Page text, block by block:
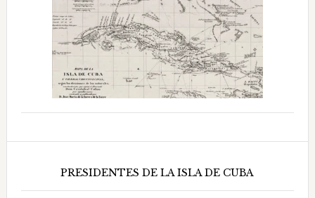
PRESIDENTES DE LA ISLA DE CUBA